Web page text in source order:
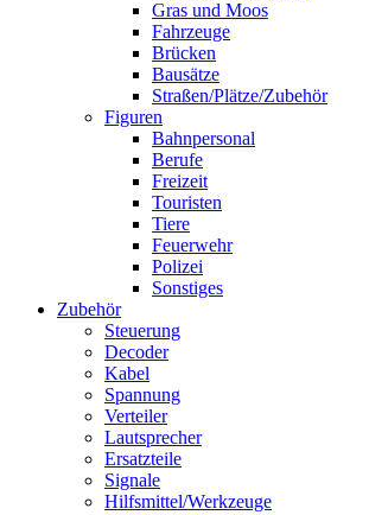
Gras und Moos
Fahrzeuge
Brücken
Bausätze
Straßen/Plätze/Zubehör
Figuren
Bahnpersonal
Berufe
Freizeit
Touristen
Tiere
Feuerwehr
Polizei
Sonstiges
Zubehör
Steuerung
Decoder
Kabel
Spannung
Verteiler
Lautsprecher
Ersatzteile
Signale
Hilfsmittel/Werkzeuge